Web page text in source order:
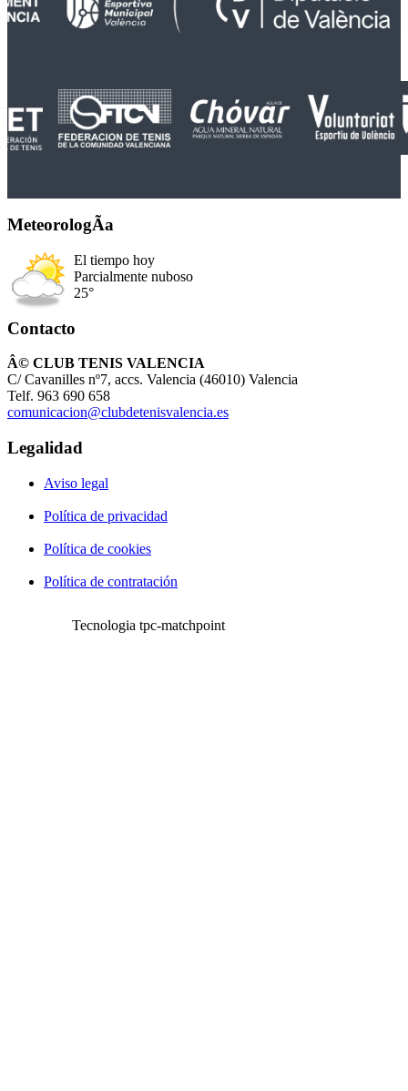
MeteorologÃ­a
El tiempo hoy
Parcialmente nuboso
25°
Contacto
Â© CLUB TENIS VALENCIA
C/ Cavanilles nº7, accs. Valencia (46010) Valencia
Telf. 963 690 658
comunicacion@clubdetenisvalencia.es
Legalidad
Aviso legal
Política de privacidad
Política de cookies
Política de contratación
Tecnologia tpc-matchpoint